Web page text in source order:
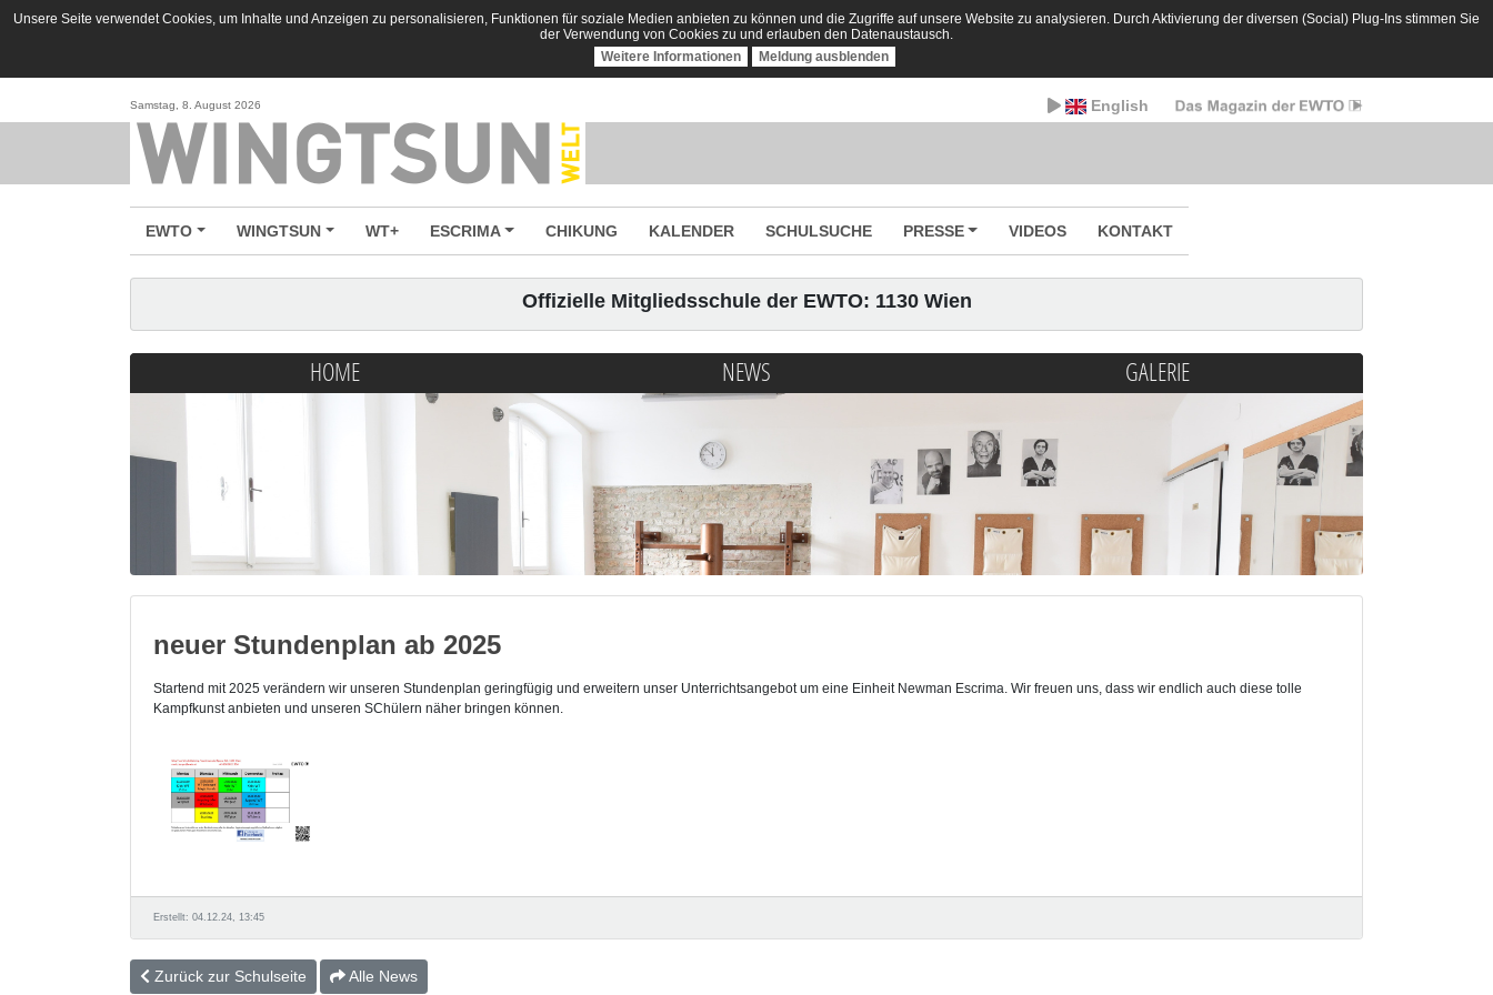
Unsere Seite verwendet Cookies, um Inhalte und Anzeigen zu personalisieren, Funktionen für soziale Medien anbieten zu können und die Zugriffe auf unsere Website zu analysieren. Durch Aktivierung der diversen (Social) Plug-Ins stimmen Sie
der Verwendung von Cookies zu und erlauben den Datenaustausch.
Weitere Informationen
Meldung ausblenden
Samstag, 8. August 2026 English
EWTO WINGTSUN WT+ ESCRIMA CHIKUNG KALENDER SCHULSUCHE PRESSE VIDEOS KONTAKT
Offizielle Mitgliedsschule der EWTO: 1130 Wien
HOME NEWS GALERIE
neuer Stundenplan ab 2025
Startend mit 2025 verändern wir unseren Stundenplan geringfügig und erweitern unser Unterrichtsangebot um eine Einheit Newman Escrima. Wir freuen uns, dass wir endlich auch diese tolle
Kampfkunst anbieten und unseren SChülern näher bringen können.
Erstellt: 04.12.24, 13:45
Zurück zur Schulseite Alle News